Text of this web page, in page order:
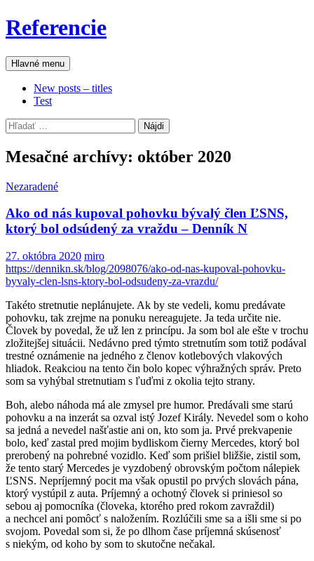
Preskočiť
na
Referencie
Hľadať
Hlavné menu
New posts – titles
Test
Hľadať:
Mesačné archívy: október 2020
Nezaradené
Ako od nás kupoval pohovku bývalý člen ĽSNS,
ktorý bol odsúdený za vraždu – Denník N
27. októbra 2020 miro
https://dennikn.sk/blog/2098076/ako-od-nas-kupoval-pohovku-
byvaly-clen-lsns-ktory-bol-odsudeny-za-vrazdu/
Takéto stretnutie neplánujete. Ak by ste vedeli, komu predávate
pohovku, tak zrejme na ponuku nereagujete. Ja teda určite nie.
Človek by povedal, že už len z princípu. Ja som bol ale ešte v trochu
zložitejšej situácii. Nedávno pred týmto stretnutím som totiž podával
trestné oznámenie na jedného z členov kotlebových vlakových
hliadok. Reakciou na tento čin bolo kopec výhražných správ. Preto
som sa vyhýbal stretnutiam s ľuďmi z okolia tejto strany.
Boh, alebo náhoda má ale zmysel pre humor. Predávali sme starú
pohovku a na inzerát sa ozval istý Jozef Király. Nevedel som o koho
sa jedná a nevedel našťastie ani on, kto som ja. Prvé prekvapenie
bolo, keď zastal pred mojim bydliskom čierny Mercedes, ktorý bol
prerobený na pohrebné vozidlo. Keď som prišiel bližšie, zistil som,
že tento starý Mercedes je vyzdobený obrovským počtom nálepiek
ĽSNS. Nepríjemný pocit ma však opustil po prvých slovách pána,
ktorý vystúpil z auta. Príjemný a ochotný človek si priniesol so
sebou aj pomocníka (človeka, ktorého pred rokom zavraždil)
a nechcel ani pomôcť s naložením. Rozlúčili sme sa a išli sme si po
svojom. Povedal som si, že po dlhom čase príjemná skúsenosť
s niekým, od koho by som to skutočne nečakal.